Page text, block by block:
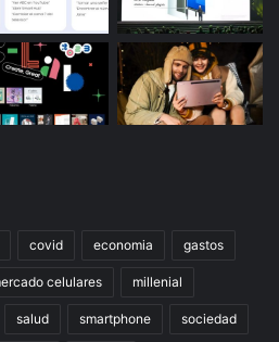
covid economia gastos
celulares millenial
salud smartphone sociedad